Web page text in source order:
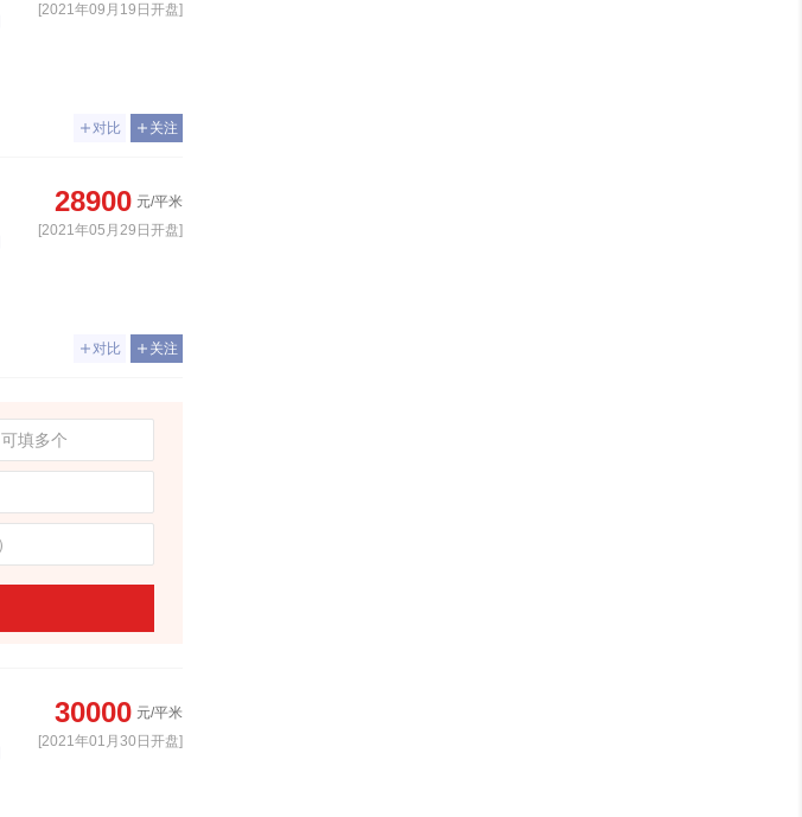
[2021年09月19日开盘]
对比 关注
28900 元/平米
[2021年05月29日开盘]
对比 关注
30000 元/平米
[2021年01月30日开盘]